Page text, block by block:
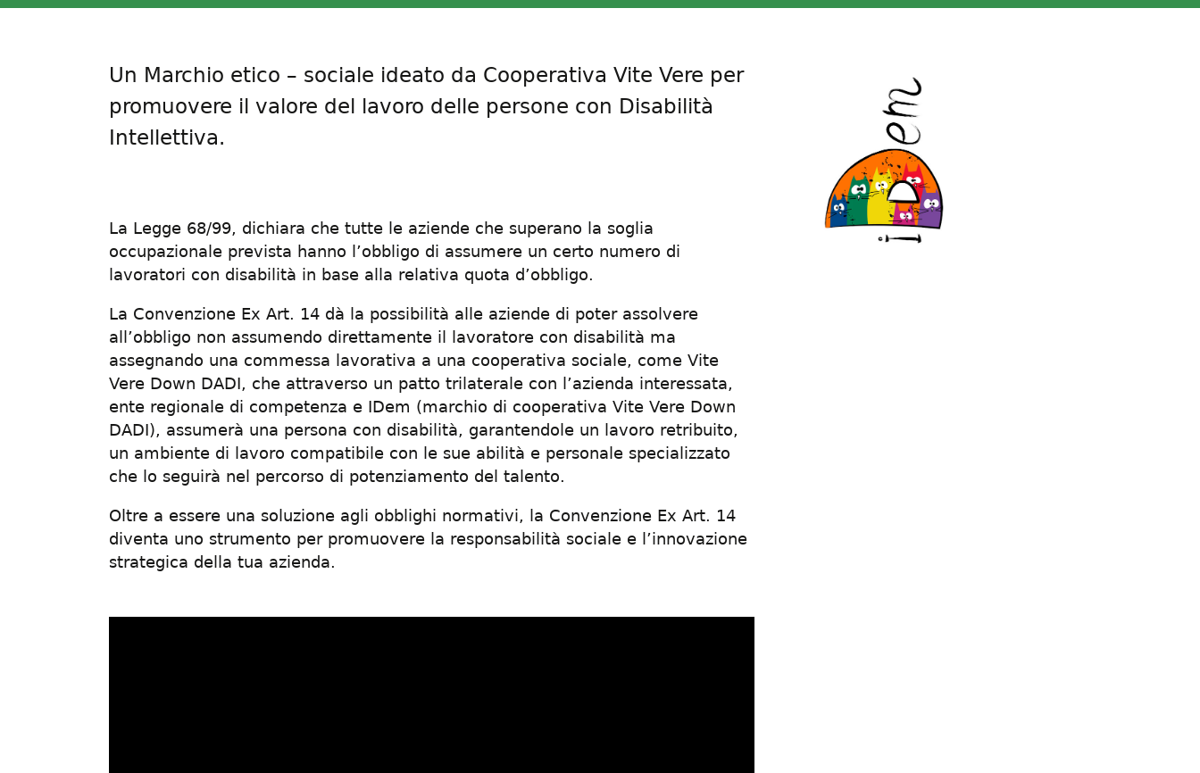
Un Marchio etico – sociale ideato da Cooperativa Vite Vere per
promuovere il valore del lavoro delle persone con Disabilità
Intellettiva.
La Legge 68/99, dichiara che tutte le aziende che superano la soglia
occupazionale prevista hanno l’obbligo di assumere un certo numero di
lavoratori con disabilità in base alla relativa quota d’obbligo.
La Convenzione Ex Art. 14 dà la possibilità alle aziende di poter assolvere
all’obbligo non assumendo direttamente il lavoratore con disabilità ma
assegnando una commessa lavorativa a una cooperativa sociale, come Vite
Vere Down DADI, che attraverso un patto trilaterale con l’azienda interessata,
ente regionale di competenza e IDem (marchio di cooperativa Vite Vere Down
DADI), assumerà una persona con disabilità, garantendole un lavoro retribuito,
un ambiente di lavoro compatibile con le sue abilità e personale specializzato
che lo seguirà nel percorso di potenziamento del talento.
Oltre a essere una soluzione agli obblighi normativi, la Convenzione Ex Art. 14
diventa uno strumento per promuovere la responsabilità sociale e l’innovazione
strategica della tua azienda.